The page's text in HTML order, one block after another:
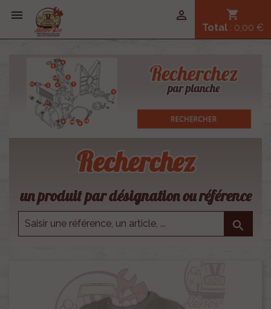
 shopping_cart
Total : 0,00 €

Recherchez
un produit par désignation ou référence
